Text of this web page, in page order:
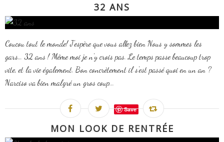
32 ANS
Coucou tout le monde! J'espère que vous allez bien Nous y sommes les
gars… 32 ans ! Même moi je n'y crois pas. Le temps passe beaucoup trop
vite, et la vie également. Bon concrètement il s'est passé quoi en un an ?
Narciso va bien malgré un gros coup...
Save
MON LOOK DE RENTRÉE